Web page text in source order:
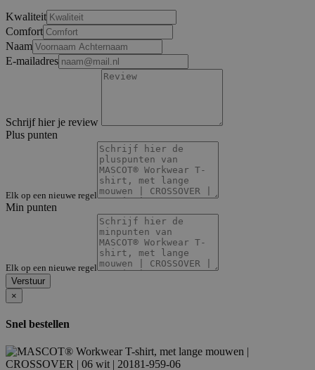
Kwaliteit
Comfort
Naam
E-mailadres
Schrijf hier je review
Plus punten
Elk op een nieuwe regel
Min punten
Elk op een nieuwe regel
Verstuur
×
Snel bestellen